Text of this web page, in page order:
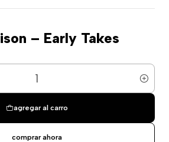
– Early Takes
agregar al carro
comprar ahora